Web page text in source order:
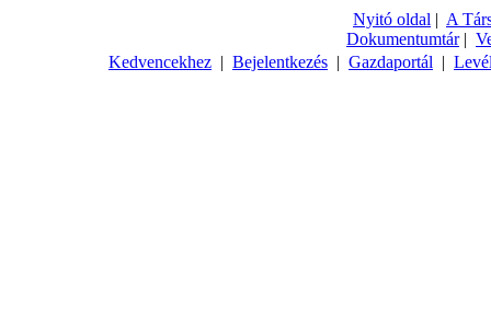
Nyitó oldal | A
Dokumentumtár|
Kedvencekhez | Bejelentkezés | Gazdaportál |